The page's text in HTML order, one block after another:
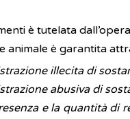
è tutelata
è garantita
illecita di
abusiva di
e la quantità